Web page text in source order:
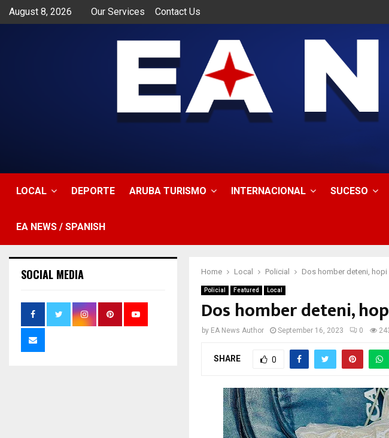
August 8, 2026 Our Services Contact Us
LOCAL DEPORTE ARUBA TURISMO INTERNACIONAL SUCESO
EA NEWS / SPANISH
Home Local Policial Dos homber deteni,
Policial Featured Local
Dos homber deteni,
by EA News Author September 16, 2023 0
SHARE 0
SOCIAL MEDIA